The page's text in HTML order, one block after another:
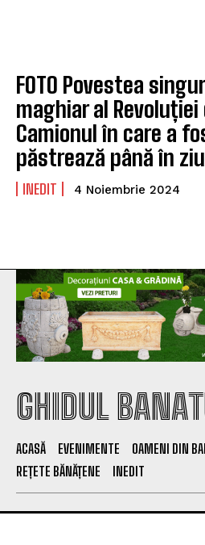
FOTO Povestea
maghiar al Revoluției
Camionul în care a
păstrează până în
INEDIT 4 Noiembrie 2024
GHIDUL
ACASĂ EVENIMENTE OAMENI DIN
REȚETE BĂNĂȚENE
INEDIT